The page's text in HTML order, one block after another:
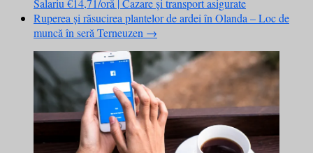
Salariu €14,71/oră | Cazare și transport asigurate
Ruperea și răsucirea plantelor de ardei în Olanda – Loc de
muncă în seră Terneuzen →